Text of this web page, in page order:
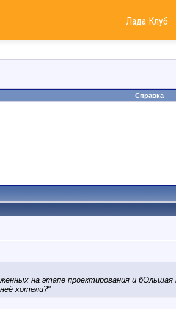
Лада Клуб
Справка
на этапе проектирования и
хотели?"